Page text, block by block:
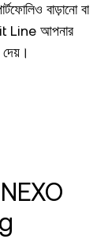
বাড়ানো বা
Line আপনার